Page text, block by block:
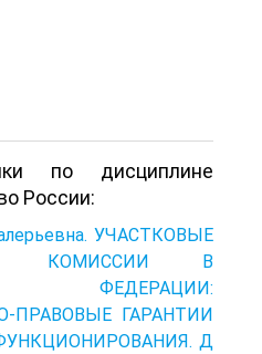
по дисциплине
России:
УЧАСТКОВЫЕ
КОМИССИИ В
ФЕДЕРАЦИИ:
ПРАВОВЫЕ ГАРАНТИИ
Д